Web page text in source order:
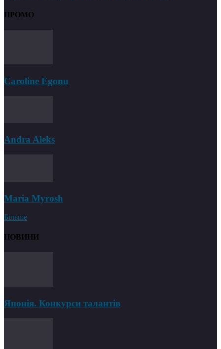
ПРОМО
Caroline Egonu
Andra Aleks
Maria Myrosh
Більше
НОВИНИ
Японія. Конкурси талантів